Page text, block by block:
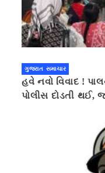
ગુજરાત સમાચાર
હવે નવો વિવાદ !
પોલીસ દોડતી થઈ,